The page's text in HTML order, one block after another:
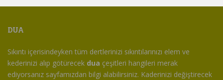
DUA
Sıkıntı içerisindeyken tüm dertlerinizi sıkıntılarınızı elem ve
kederinizi alıp götürecek dua çeşitleri hangileri merak
ediyorsanız sayfamızdan bilgi alabilirsiniz. Kaderinizi değiştirecek